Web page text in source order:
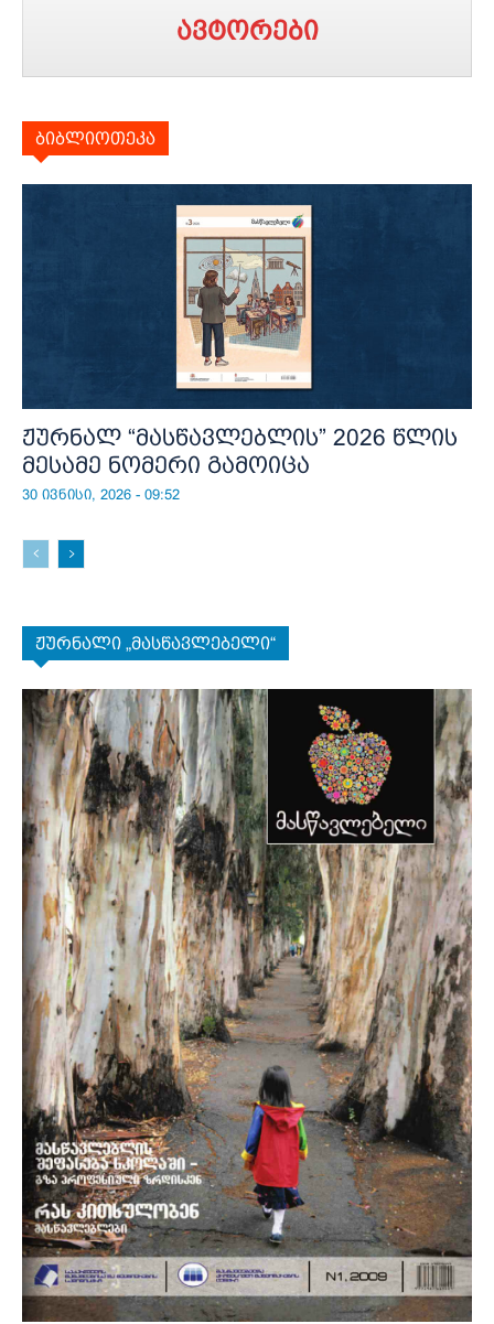
ავტორები
ბიბლიოთეკა
ჟურნალ “მასწავლებლის” 2026 წლის
მესამე ნომერი გამოიცა
30 ივნისი, 2026 - 09:52
ჟურნალი „მასწავლებელი“